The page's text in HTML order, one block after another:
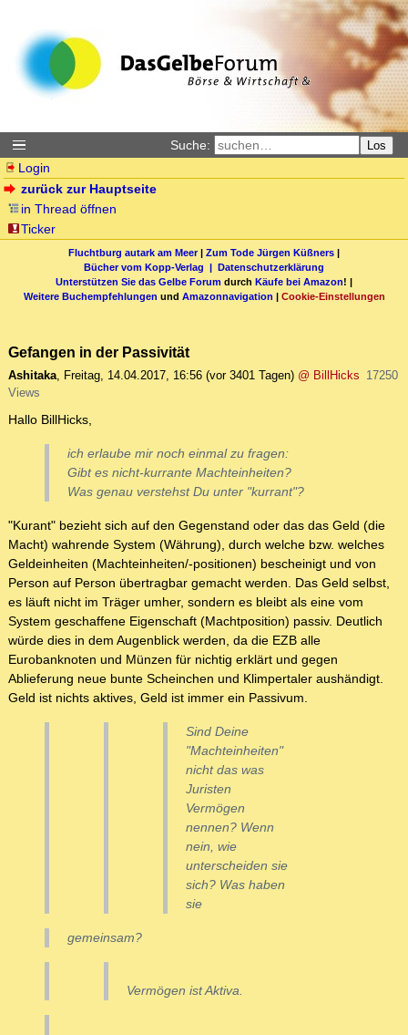
Suche: Los
Login
zurück zur Hauptseite
in Thread öffnen
Ticker
Fluchtburg autark am Meer| Zum Tode Jürgen Küßners |
Bücher vom Kopp-Verlag | Datenschutzerklärung
Unterstützen Sie das Gelbe Forum durch Käufe bei Amazon! |
Weitere Buchempfehlungen und Amazonnavigation | Cookie-Einstellungen
Gefangen in der Passivität
Ashitaka, Freitag, 14.04.2017, 16:56 (vor 3401 Tagen) @ BillHicks 17250
Views
Hallo BillHicks,
ich erlaube mir noch einmal zu fragen:
Gibt es nicht-kurrante Machteinheiten?
Was genau verstehst Du unter "kurrant"?
"Kurant" bezieht sich auf den Gegenstand oder das das Geld (die
Macht) wahrende System (Währung), durch welche bzw. welches
Geldeinheiten (Machteinheiten/-positionen) bescheinigt und von
Person auf Person übertragbar gemacht werden. Das Geld selbst,
es läuft nicht im Träger umher, sondern es bleibt als eine vom
System geschaffene Eigenschaft (Machtposition) passiv. Deutlich
würde dies in dem Augenblick werden, da die EZB alle
Eurobanknoten und Münzen für nichtig erklärt und gegen
Ablieferung neue bunte Scheinchen und Klimpertaler aushändigt.
Geld ist nichts aktives, Geld ist immer ein Passivum.
Sind Deine
"Machteinheiten"
nicht das was
Juristen
Vermögen
nennen? Wenn
nein, wie
unterscheiden sie
sich? Was haben
sie
gemeinsam?
Vermögen ist Aktiva.